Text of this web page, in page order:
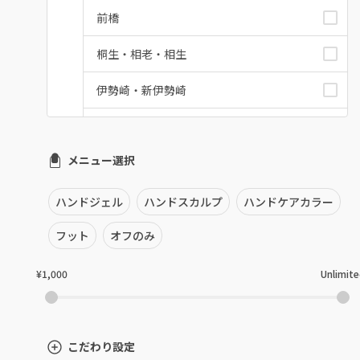
前橋
桐生・相老・相生
伊勢崎・新伊勢崎
富岡・藤岡・安中
渋川・沼田店・みなかみ
群馬県その他
メニュー選択
ハンドジェル ハンドスカルプ ハンドケアカラー
フット オフのみ
¥1,000
こだわり設定